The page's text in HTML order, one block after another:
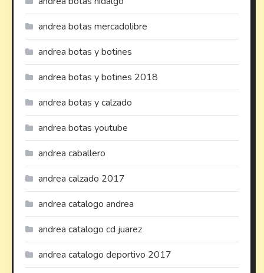
andrea botas mercadolibre
andrea botas y botines
andrea botas y botines 2018
andrea botas y calzado
andrea botas youtube
andrea caballero
andrea calzado 2017
andrea catalogo andrea
andrea catalogo cd juarez
andrea catalogo deportivo 2017